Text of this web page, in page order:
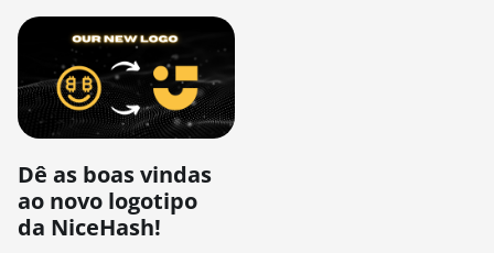
Dê as boas vindas
ao novo logotipo
da NiceHash!